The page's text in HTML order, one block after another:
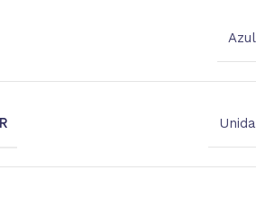
Azul